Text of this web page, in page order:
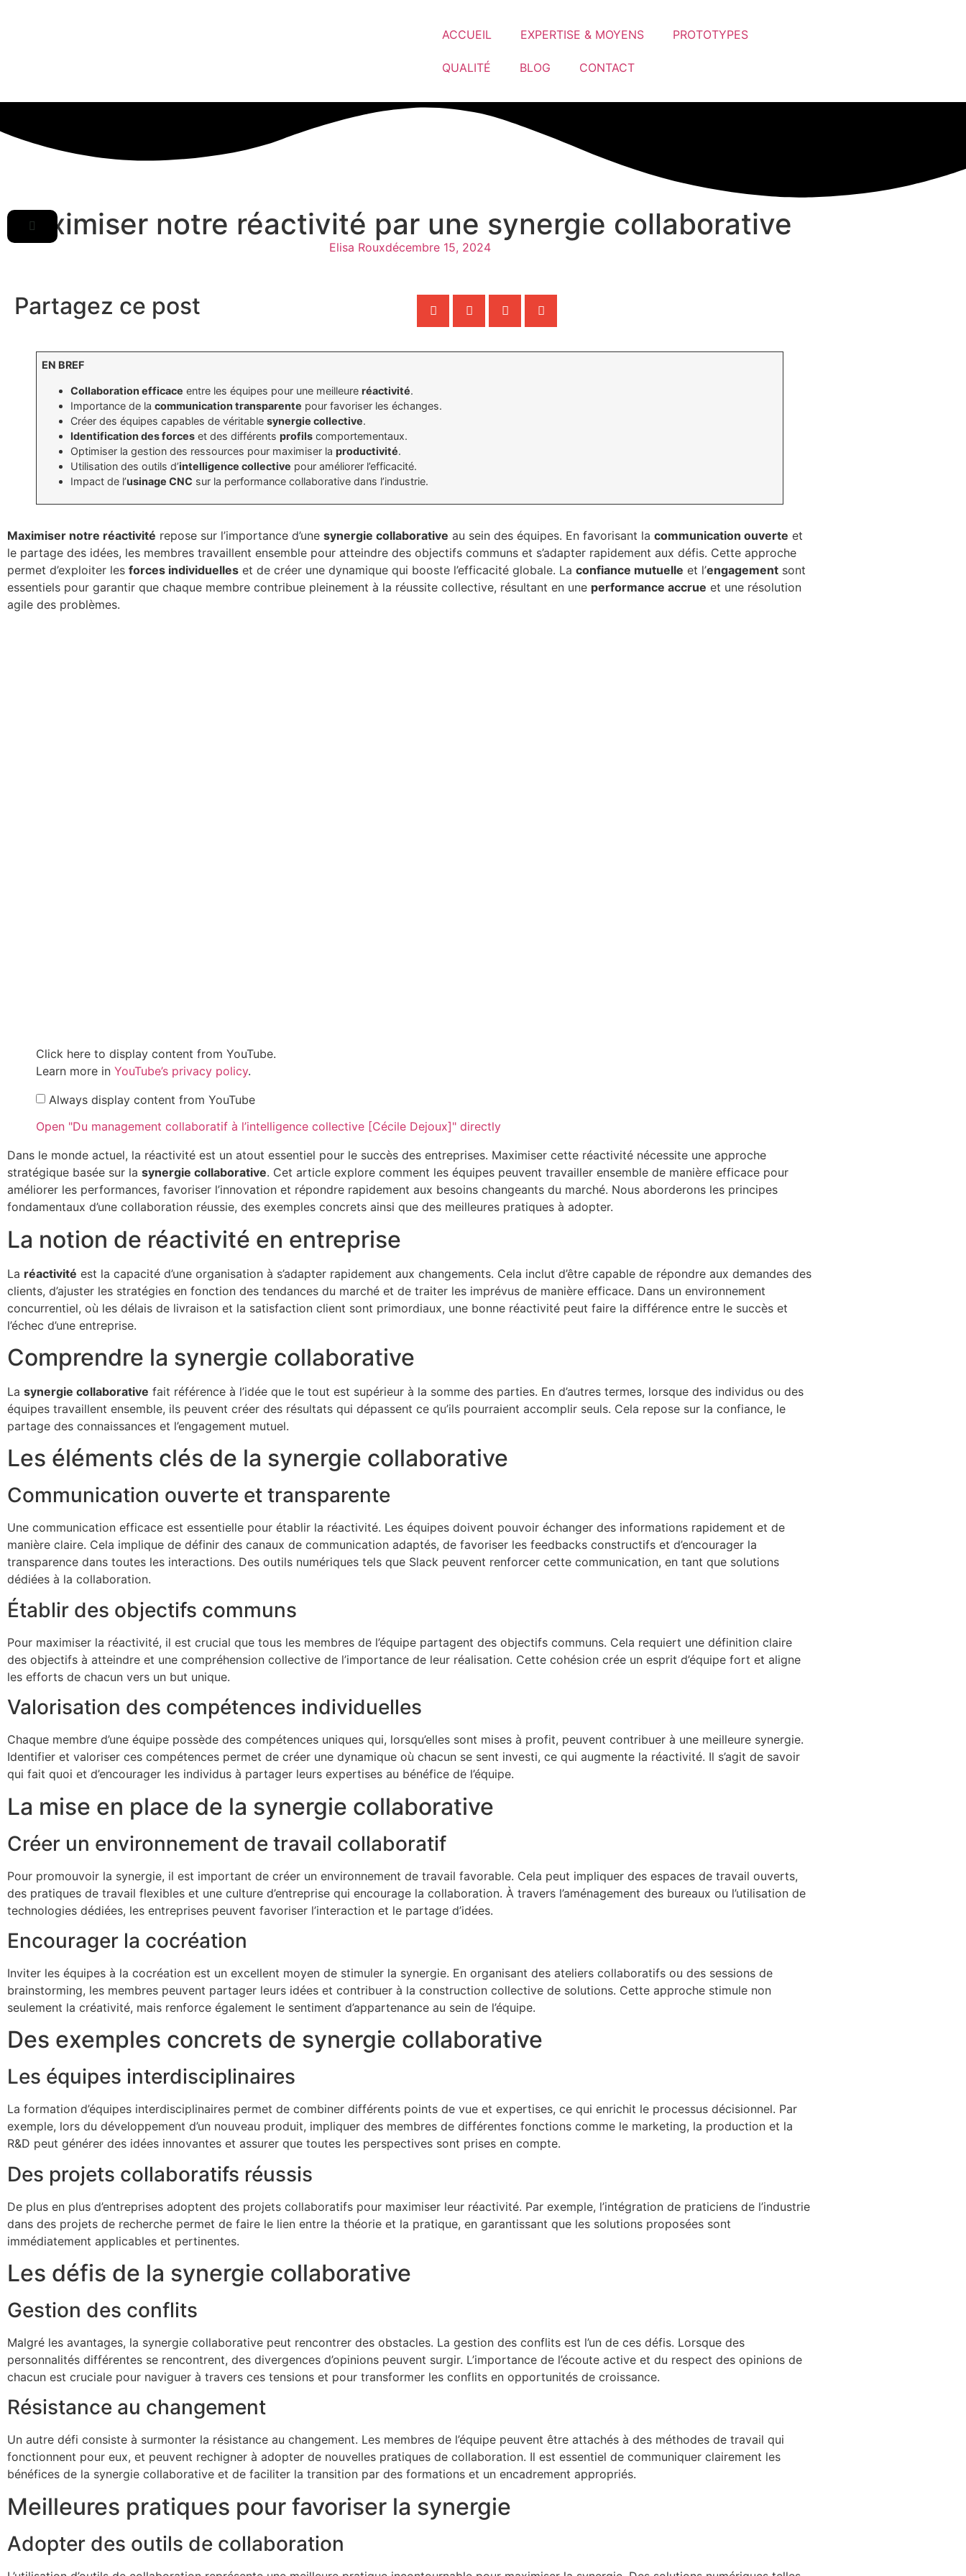
ACCUEIL EXPERTISE & MOYENS PROTOTYPES
QUALITÉ BLOG CONTACT
Maximiser notre réactivité par une synergie collaborative
Elisa Rouxdécembre 15, 2024
Partagez ce post
EN BREF
Collaboration efficace entre les équipes pour une meilleureréactivité.
Importance de lacommunication transparente pour favoriser les échanges.
Créer des équipes capables de véritablesynergie collective.
Identification des forces et des différentsprofils comportementaux.
Optimiser la gestion des ressources pour maximiser laproductivité.
Utilisation des outils d’intelligence collective pour améliorer l’efficacité.
Impact de l’usinage CNC sur la performance collaborative dans l’industrie.
Maximiser notre réactivité repose sur l’importance d’une synergie collaborative au sein des équipes. En favorisant la communication ouverte et
le partage des idées, les membres travaillent ensemble pour atteindre des objectifs communs et s’adapter rapidement aux défis. Cette approche
permet d’exploiter les forces individuelles et de créer une dynamique qui booste l’efficacité globale. La confiance mutuelle et l’engagement sont
essentiels pour garantir que chaque membre contribue pleinement à la réussite collective, résultant en une performance accrue et une résolution
agile des problèmes.
Click here to display content from YouTube.
Learn more in YouTube’s privacy policy.
Always display content from YouTube
Open "Du management collaboratif à l’intelligence collective [Cécile Dejoux]" directly
Dans le monde actuel, la réactivité est un atout essentiel pour le succès des entreprises. Maximiser cette réactivité nécessite une approche
stratégique basée sur la synergie collaborative. Cet article explore comment les équipes peuvent travailler ensemble de manière efficace pour
améliorer les performances, favoriser l’innovation et répondre rapidement aux besoins changeants du marché. Nous aborderons les principes
fondamentaux d’une collaboration réussie, des exemples concrets ainsi que des meilleures pratiques à adopter.
La notion de réactivité en entreprise
La réactivité est la capacité d’une organisation à s’adapter rapidement aux changements. Cela inclut d’être capable de répondre aux demandes des
clients, d’ajuster les stratégies en fonction des tendances du marché et de traiter les imprévus de manière efficace. Dans un environnement
concurrentiel, où les délais de livraison et la satisfaction client sont primordiaux, une bonne réactivité peut faire la différence entre le succès et
l’échec d’une entreprise.
Comprendre la synergie collaborative
La synergie collaborative fait référence à l’idée que le tout est supérieur à la somme des parties. En d’autres termes, lorsque des individus ou des
équipes travaillent ensemble, ils peuvent créer des résultats qui dépassent ce qu’ils pourraient accomplir seuls. Cela repose sur la confiance, le
partage des connaissances et l’engagement mutuel.
Les éléments clés de la synergie collaborative
Communication ouverte et transparente
Une communication efficace est essentielle pour établir la réactivité. Les équipes doivent pouvoir échanger des informations rapidement et de
manière claire. Cela implique de définir des canaux de communication adaptés, de favoriser les feedbacks constructifs et d’encourager la
transparence dans toutes les interactions. Des outils numériques tels que Slack peuvent renforcer cette communication, en tant que solutions
dédiées à la collaboration.
Établir des objectifs communs
Pour maximiser la réactivité, il est crucial que tous les membres de l’équipe partagent des objectifs communs. Cela requiert une définition claire
des objectifs à atteindre et une compréhension collective de l’importance de leur réalisation. Cette cohésion crée un esprit d’équipe fort et aligne
les efforts de chacun vers un but unique.
Valorisation des compétences individuelles
Chaque membre d’une équipe possède des compétences uniques qui, lorsqu’elles sont mises à profit, peuvent contribuer à une meilleure synergie.
Identifier et valoriser ces compétences permet de créer une dynamique où chacun se sent investi, ce qui augmente la réactivité. Il s’agit de savoir
qui fait quoi et d’encourager les individus à partager leurs expertises au bénéfice de l’équipe.
La mise en place de la synergie collaborative
Créer un environnement de travail collaboratif
Pour promouvoir la synergie, il est important de créer un environnement de travail favorable. Cela peut impliquer des espaces de travail ouverts,
des pratiques de travail flexibles et une culture d’entreprise qui encourage la collaboration. À travers l’aménagement des bureaux ou l’utilisation de
technologies dédiées, les entreprises peuvent favoriser l’interaction et le partage d’idées.
Encourager la cocréation
Inviter les équipes à la cocréation est un excellent moyen de stimuler la synergie. En organisant des ateliers collaboratifs ou des sessions de
brainstorming, les membres peuvent partager leurs idées et contribuer à la construction collective de solutions. Cette approche stimule non
seulement la créativité, mais renforce également le sentiment d’appartenance au sein de l’équipe.
Des exemples concrets de synergie collaborative
Les équipes interdisciplinaires
La formation d’équipes interdisciplinaires permet de combiner différents points de vue et expertises, ce qui enrichit le processus décisionnel. Par
exemple, lors du développement d’un nouveau produit, impliquer des membres de différentes fonctions comme le marketing, la production et la
R&D peut générer des idées innovantes et assurer que toutes les perspectives sont prises en compte.
Des projets collaboratifs réussis
De plus en plus d’entreprises adoptent des projets collaboratifs pour maximiser leur réactivité. Par exemple, l’intégration de praticiens de l’industrie
dans des projets de recherche permet de faire le lien entre la théorie et la pratique, en garantissant que les solutions proposées sont
immédiatement applicables et pertinentes.
Les défis de la synergie collaborative
Gestion des conflits
Malgré les avantages, la synergie collaborative peut rencontrer des obstacles. La gestion des conflits est l’un de ces défis. Lorsque des
personnalités différentes se rencontrent, des divergences d’opinions peuvent surgir. L’importance de l’écoute active et du respect des opinions de
chacun est cruciale pour naviguer à travers ces tensions et pour transformer les conflits en opportunités de croissance.
Résistance au changement
Un autre défi consiste à surmonter la résistance au changement. Les membres de l’équipe peuvent être attachés à des méthodes de travail qui
fonctionnent pour eux, et peuvent rechigner à adopter de nouvelles pratiques de collaboration. Il est essentiel de communiquer clairement les
bénéfices de la synergie collaborative et de faciliter la transition par des formations et un encadrement appropriés.
Meilleures pratiques pour favoriser la synergie
Adopter des outils de collaboration